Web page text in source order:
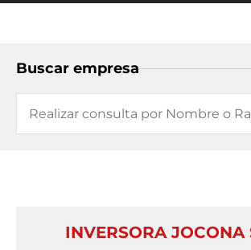
Buscar empresa
INVERSORA JOCONA